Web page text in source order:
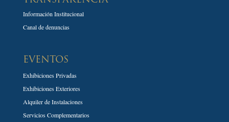
Información Institucional
Canal de denuncias
EVENTOS
Exhibiciones Privadas
Exhibiciones Exteriores
Alquiler de Instalaciones
Servicios Complementarios